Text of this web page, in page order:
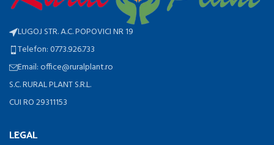
LUGOJ STR. A.C. POPOVICI NR 19
Telefon: 0773.926.733
Email: office@ruralplant.ro
S.C. RURAL PLANT S.R.L.
CUI RO 29311153
LEGAL